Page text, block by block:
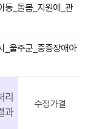
동_돌봄_지원에_관
_울주군_중증장애아
리
과
수정가결